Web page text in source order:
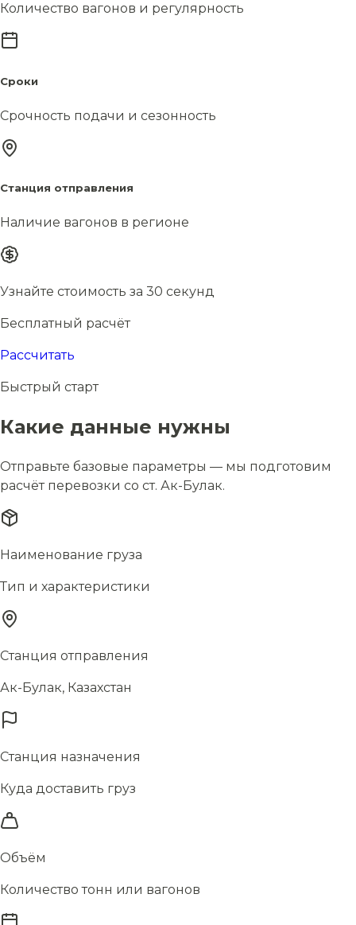
Количество вагонов и регулярность
Сроки
Срочность подачи и сезонность
Станция отправления
Наличие вагонов в регионе
Узнайте стоимость за 30 секунд
Бесплатный расчёт
Рассчитать
Быстрый старт
Какие данные нужны
Отправьте базовые параметры — мы подготовим
расчёт перевозки со ст. Ак-Булак.
Наименование груза
Тип и характеристики
Станция отправления
Ак-Булак, Казахстан
Станция назначения
Куда доставить груз
Объём
Количество тонн или вагонов